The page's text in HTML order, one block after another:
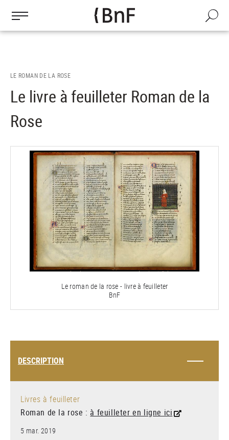
contenu
Recherche
LE ROMAN DE LA ROSE
Le livre à feuilleter Roman de la
Rose
Le roman de la rose - livre à feuilleter
BnF
DESCRIPTION
Livres à feuilleter
Roman de la rose : à feuilleter en ligne ici
5 mar. 2019